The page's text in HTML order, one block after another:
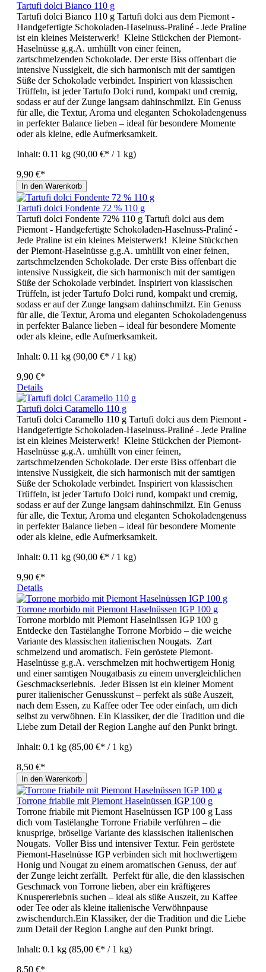
Tartufi dolci Bianco 110 g
Tartufi dolci Bianco 110 g Tartufi dolci aus dem Piemont -
Handgefertigte Schokoladen-Haselnuss-Praliné - Jede Praline
ist ein kleines Meisterwerk! Kleine Stückchen der Piemont-
Haselnüsse g.g.A. umhüllt von einer feinen,
zartschmelzenden Schokolade. Der erste Biss offenbart die
intensive Nussigkeit, die sich harmonisch mit der samtigen
Süße der Schokolade verbindet. Inspiriert von klassischen
Trüffeln, ist jeder Tartufo Dolci rund, kompakt und cremig,
sodass er auf der Zunge langsam dahinschmilzt. Ein Genuss
für alle, die Textur, Aroma und eleganten Schokoladengenuss
in perfekter Balance lieben – ideal für besondere Momente
oder als kleine, edle Aufmerksamkeit.
Inhalt: 0.11 kg (90,00 €* / 1 kg)
9,90 €*
In den Warenkorb
Tartufi dolci Fondente 72 % 110 g
Tartufi dolci Fondente 72% 110 g Tartufi dolci aus dem
Piemont - Handgefertigte Schokoladen-Haselnuss-Praliné -
Jede Praline ist ein kleines Meisterwerk! Kleine Stückchen
der Piemont-Haselnüsse g.g.A. umhüllt von einer feinen,
zartschmelzenden Schokolade. Der erste Biss offenbart die
intensive Nussigkeit, die sich harmonisch mit der samtigen
Süße der Schokolade verbindet. Inspiriert von klassischen
Trüffeln, ist jeder Tartufo Dolci rund, kompakt und cremig,
sodass er auf der Zunge langsam dahinschmilzt. Ein Genuss
für alle, die Textur, Aroma und eleganten Schokoladengenuss
in perfekter Balance lieben – ideal für besondere Momente
oder als kleine, edle Aufmerksamkeit.
Inhalt: 0.11 kg (90,00 €* / 1 kg)
9,90 €*
Details
Tartufi dolci Caramello 110 g
Tartufi dolci Caramello 110 g Tartufi dolci aus dem Piemont -
Handgefertigte Schokoladen-Haselnuss-Praliné - Jede Praline
ist ein kleines Meisterwerk! Kleine Stückchen der Piemont-
Haselnüsse g.g.A. umhüllt von einer feinen,
zartschmelzenden Schokolade. Der erste Biss offenbart die
intensive Nussigkeit, die sich harmonisch mit der samtigen
Süße der Schokolade verbindet. Inspiriert von klassischen
Trüffeln, ist jeder Tartufo Dolci rund, kompakt und cremig,
sodass er auf der Zunge langsam dahinschmilzt. Ein Genuss
für alle, die Textur, Aroma und eleganten Schokoladengenuss
in perfekter Balance lieben – ideal für besondere Momente
oder als kleine, edle Aufmerksamkeit.
Inhalt: 0.11 kg (90,00 €* / 1 kg)
9,90 €*
Details
Torrone morbido mit Piemont Haselnüssen IGP 100 g
Torrone morbido mit Piemont Haselnüssen IGP 100 g
Entdecke den Tastëlanghe Torrone Morbido – die weiche
Variante des klassischen italienischen Nougats. Zart
schmelzend und aromatisch. Fein geröstete Piemont-
Haselnüsse g.g.A. verschmelzen mit hochwertigem Honig
und einer samtigen Nougatbasis zu einem unvergleichlichen
Geschmackserlebnis. Jeder Bissen ist ein kleiner Moment
purer italienischer Genusskunst – perfekt als süße Auszeit,
nach dem Essen, zu Kaffee oder Tee oder einfach, um dich
selbst zu verwöhnen. Ein Klassiker, der die Tradition und die
Liebe zum Detail der Region Langhe auf den Punkt bringt.
Inhalt: 0.1 kg (85,00 €* / 1 kg)
8,50 €*
In den Warenkorb
Torrone friabile mit Piemont Haselnüssen IGP 100 g
Torrone friabile mit Piemont Haselnüssen IGP 100 g Lass
dich vom Tastëlanghe Torrone Friabile verführen – die
knusprige, bröselige Variante des klassischen italienischen
Nougats. Voller Biss und intensiver Textur. Fein geröstete
Piemont-Haselnüsse IGP verbinden sich mit hochwertigem
Honig und Nougat zu einem aromatischen Genuss, der auf
der Zunge leicht zerfällt. Perfekt für alle, die den klassischen
Geschmack von Torrone lieben, aber ein kräftigeres
Knuspererlebnis suchen – ideal als süße Auszeit, zu Kaffee
oder Tee oder als kleine italienische Verwöhnpause
zwischendurch.Ein Klassiker, der die Tradition und die Liebe
zum Detail der Region Langhe auf den Punkt bringt.
Inhalt: 0.1 kg (85,00 €* / 1 kg)
8,50 €*